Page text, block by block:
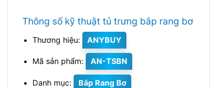
Thông số kỹ thuật tủ trưng bắp rang bơ
Thương hiệu: ANYBUY
Mã sản phẩm: AN-TSBN
Danh mục:
Bắp Rang Bơ